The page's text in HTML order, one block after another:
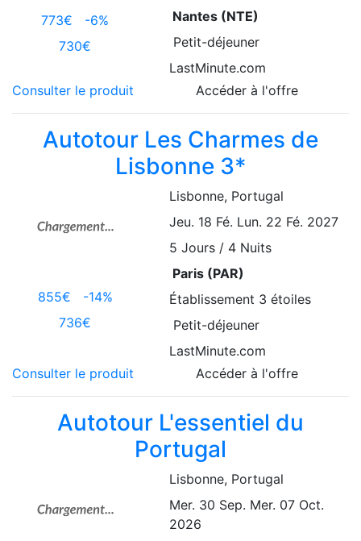
773€ -6%
730€
Nantes (NTE)
Petit-déjeuner
LastMinute.com
Consulter le produit
Accéder à l'offre
Autotour Les Charmes de
Lisbonne 3*
855€ -14%
736€
Lisbonne, Portugal
Jeu. 18 Fé. Lun. 22 Fé. 2027
5 Jours / 4 Nuits
Paris (PAR)
Établissement 3 étoiles
Petit-déjeuner
LastMinute.com
Consulter le produit
Accéder à l'offre
Autotour L'essentiel du
Portugal
Lisbonne, Portugal
Mer. 30 Sep. Mer. 07 Oct.
2026